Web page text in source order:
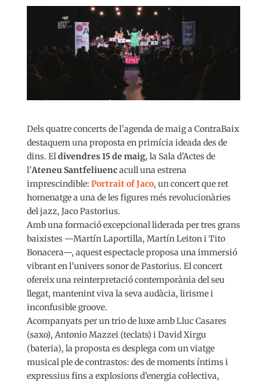
Dels quatre concerts de l’agenda de maig a ContraBaix
destaquem una proposta en primícia ideada des de
dins. El divendres 15 de maig, la Sala d’Actes de
l’Ateneu Santfeliuencacull una estrena
imprescindible: Portrait of Jaco, un concert que ret
homenatge a una de les figures més revolucionàries
del jazz, Jaco Pastorius.
Amb una formació excepcional liderada per tres grans
baixistes —Martín Laportilla, Martín Leiton i Tito
Bonacera—, aquest espectacle proposa una immersió
vibrant en l’univers sonor de Pastorius. El concert
ofereix una reinterpretació contemporània del seu
llegat, mantenint viva la seva audàcia, lirisme i
inconfusible groove.
Acompanyats per un trio de luxe amb Lluc Casares
(saxo), Antonio Mazzei (teclats) i David Xirgu
(bateria), la proposta es desplega com un viatge
musical ple de contrastos: des de moments íntims i
expressius fins a explosions d’energia col·lectiva,